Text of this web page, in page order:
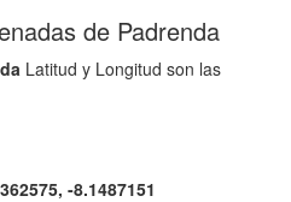
de Padrenda
Latitud y Longitud son las
-8.1487151